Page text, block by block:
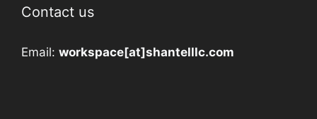
Contact us
Email: workspace[at]shantelllc.com